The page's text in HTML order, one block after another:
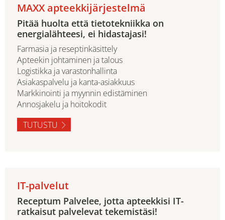
MAXX apteekkijärjestelmä
Pitää huolta että tietotekniikka on
energialähteesi, ei hidastajasi!
Farmasia ja reseptinkäsittely
Apteekin johtaminen ja talous
Logistikka ja varastonhallinta
Asiakaspalvelu ja kanta-asiakkuus
Markkinointi ja myynnin edistäminen
Annosjakelu ja hoitokodit
TUTUSTU
IT-palvelut
Receptum Palvelee, jotta apteekkisi IT-
ratkaisut palvelevat tekemistäsi!